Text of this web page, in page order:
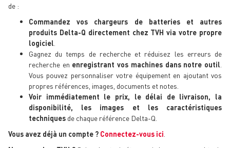
de :
Commandez vos chargeurs de batteries et autres
produits Delta-Q directement chez TVH via votre propre
logiciel
Gagnez du temps de recherche et réduisez les erreurs de
recherche en enregistrant vos machines dans notre outil
Vous pouvez personnaliser votre équipement en ajoutant vos
propres références, images, documents et notes.
Voir immédiatement le prix, le délai de livraison, la
disponibilité, les images et les caractéristiques
techniques de chaque référence Delta-Q.
Vous avez déjà un compte ? Connectez-vous ici